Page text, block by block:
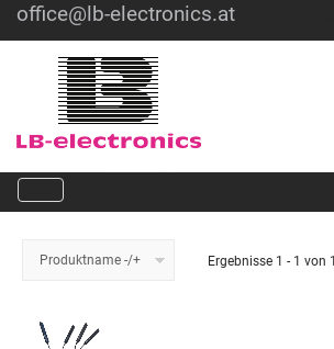
office@lb-electronics.at
Produktname -/+ Ergebnisse 1 - 1 von 1